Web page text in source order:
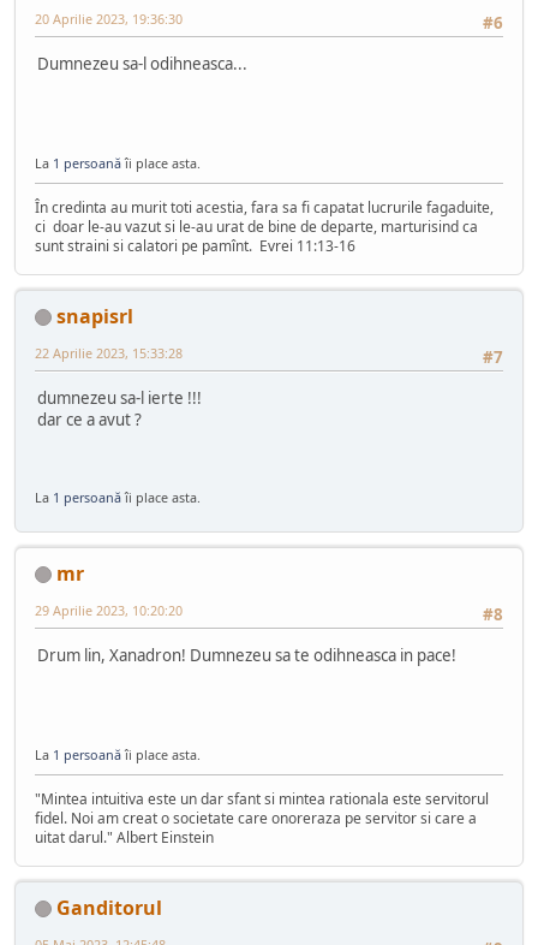
#6
20 Aprilie 2023, 19:36:30
Dumnezeu sa-l odihneasca...
La 1 persoanăîi place asta.
În credinta au murit toti acestia, fara sa fi capatat lucrurile fagaduite,
ci doar le-au vazut si le-au urat de bine de departe, marturisind ca
sunt straini si calatori pe pamînt. Evrei 11:13-16
snapisrl
#7
22 Aprilie 2023, 15:33:28
dumnezeu sa-l ierte !!!
dar ce a avut ?
La 1 persoanăîi place asta.
mr
#8
29 Aprilie 2023, 10:20:20
Drum lin, Xanadron! Dumnezeu sa te odihneasca in pace!
La 1 persoanăîi place asta.
"Mintea intuitiva este un dar sfant si mintea rationala este servitorul
fidel. Noi am creat o societate care onoreraza pe servitor si care a
uitat darul." Albert Einstein
Ganditorul